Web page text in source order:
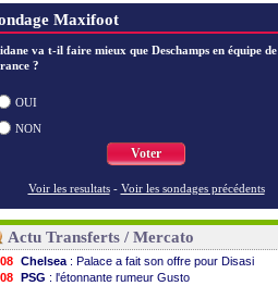
Maxifoot
va t-il faire mieux que Deschamps en équipe de
?
OUI
NON
Voter
Voir les resultats - Voir les sondages précédents
Actu Transferts / Mercato
Chelsea : Palace a fait son offre pour Disasi
PSG : l'étonnante rumeur Gusto